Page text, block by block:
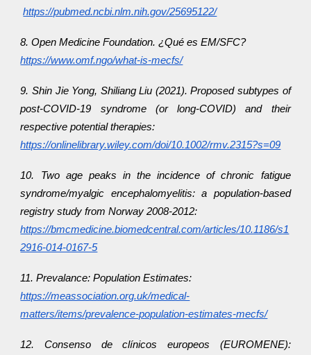
https://pubmed.ncbi.nlm.nih.gov/25695122/
8. Open Medicine Foundation. ¿Qué es EM/SFC?
https://www.omf.ngo/what-is-mecfs/
9. Shin Jie Yong, Shiliang Liu (2021). Proposed subtypes of
post-COVID-19 syndrome (or long-COVID) and their
respective potential therapies:
https://onlinelibrary.wiley.com/doi/10.1002/rmv.2315?s=09
10. Two age peaks in the incidence of chronic fatigue
syndrome/myalgic encephalomyelitis: a population-based
registry study from Norway 2008-2012:
https://bmcmedicine.biomedcentral.com/articles/10.1186/s1
2916-014-0167-5
11. Prevalance: Population Estimates:
https://meassociation.org.uk/medical-
matters/items/prevalence-population-estimates-mecfs/
12. Consenso de clínicos europeos (EUROMENE):